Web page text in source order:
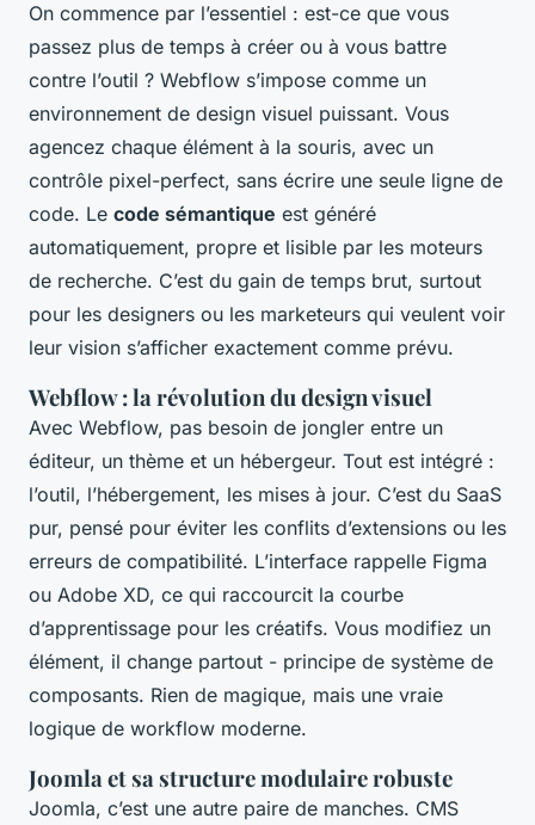
On commence par l’essentiel : est-ce que vous
passez plus de temps à créer ou à vous battre
contre l’outil ? Webflow s’impose comme un
environnement de design visuel puissant. Vous
agencez chaque élément à la souris, avec un
contrôle pixel-perfect, sans écrire une seule ligne de
code. Le code sémantique est généré
automatiquement, propre et lisible par les moteurs
de recherche. C’est du gain de temps brut, surtout
pour les designers ou les marketeurs qui veulent voir
leur vision s’afficher exactement comme prévu.
Webflow : la révolution du design visuel
Avec Webflow, pas besoin de jongler entre un
éditeur, un thème et un hébergeur. Tout est intégré :
l’outil, l’hébergement, les mises à jour. C’est du SaaS
pur, pensé pour éviter les conflits d’extensions ou les
erreurs de compatibilité. L’interface rappelle Figma
ou Adobe XD, ce qui raccourcit la courbe
d’apprentissage pour les créatifs. Vous modifiez un
élément, il change partout - principe de système de
composants. Rien de magique, mais une vraie
logique de workflow moderne.
Joomla et sa structure modulaire robuste
Joomla, c’est une autre paire de manches. CMS